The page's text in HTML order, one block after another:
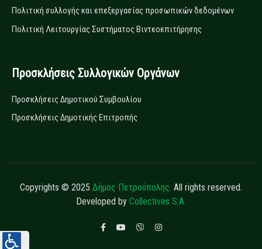
Πολιτική συλλογής και επεξεργασίας προσωπικών δεδομένων
Πολιτική Λειτουργίας Συστήματος Βιντεοεπιτήρησης
Προσκλήσεις Συλλογικών Οργάνων
Προσκλήσεις Δημοτικού Συμβουλίου
Προσκλήσεις Δημοτικής Επιτροπής
Copyrights © 2025 Δήμος Πετρούπολης. All rights reserved.
Developed by Collectives S.A.